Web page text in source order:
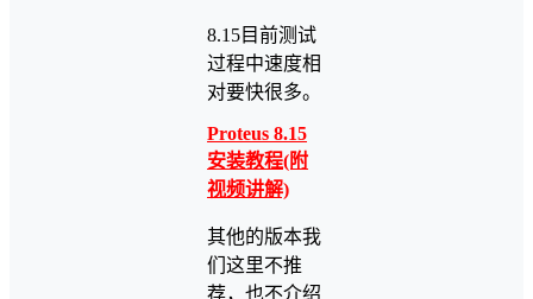
8.15目前测试
过程中速度相
对要快很多。
Proteus 8.15
安装教程(附
视频讲解)
其他的版本我
们这里不推
荐，也不介绍